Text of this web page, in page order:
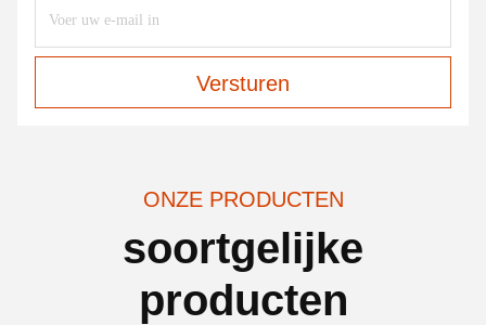
Versturen
ONZE PRODUCTEN
soortgelijke
producten